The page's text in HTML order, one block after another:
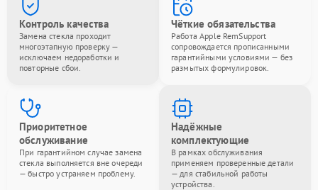
Контроль качества
Замена стекла проходит
многоэтапную проверку —
исключаем недоработки и
повторные сбои.
Чёткие обязательства
Работа Apple RemSupport
сопровождается прописанными
гарантийными условиями — без
размытых формулировок.
Приоритетное
обслуживание
При гарантийном случае замена
стекла выполняется вне очереди
— быстро устраняем проблему.
Надёжные
комплектующие
В рамках обслуживания
применяем проверенные детали
— для стабильной работы
устройства.